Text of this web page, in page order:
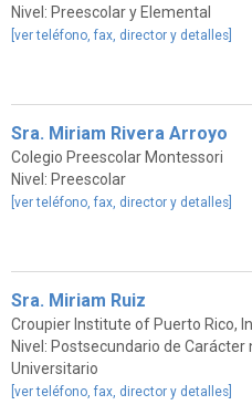
Nivel: Preescolar y Elemental
[ver teléfono, fax, director y detalles]
Sra. Miriam Rivera Arroyo
Colegio Preescolar Montessori
Nivel: Preescolar
[ver teléfono, fax, director y detalles]
Sra. Miriam Ruiz
Croupier Institute of Puerto Rico,
Nivel: Postsecundario de Carácter
Universitario
[ver teléfono, fax, director y detalles]